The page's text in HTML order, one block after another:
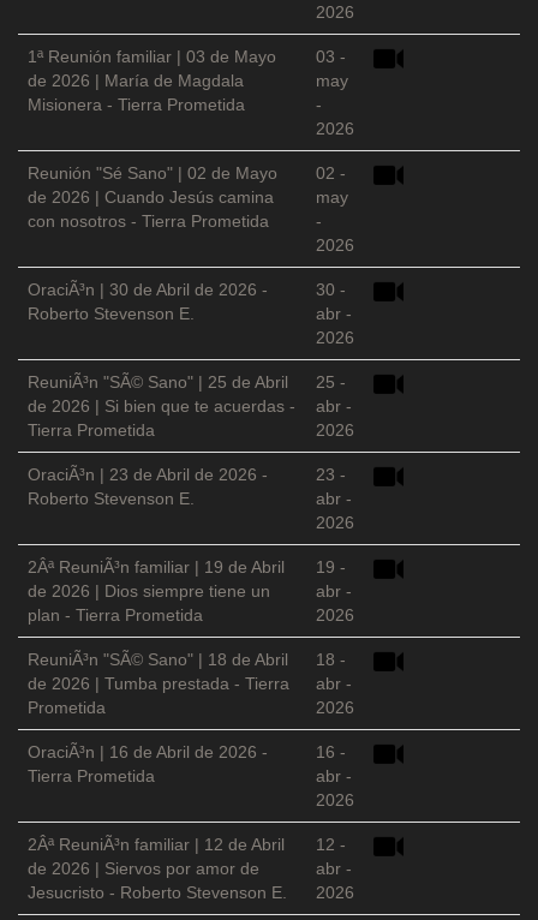
2026
1ª Reunión familiar | 03 de Mayo
de 2026 | María de Magdala
Misionera - Tierra Prometida
03 -
may
-
2026
Reunión "Sé Sano" | 02 de Mayo
de 2026 | Cuando Jesús camina
con nosotros - Tierra Prometida
02 -
may
-
2026
OraciÃ³n | 30 de Abril de 2026 -
Roberto Stevenson E.
30 -
abr -
2026
ReuniÃ³n "SÃ© Sano" | 25 de Abril
de 2026 | Si bien que te acuerdas -
Tierra Prometida
25 -
abr -
2026
OraciÃ³n | 23 de Abril de 2026 -
Roberto Stevenson E.
23 -
abr -
2026
2Âª ReuniÃ³n familiar | 19 de Abril
de 2026 | Dios siempre tiene un
plan - Tierra Prometida
19 -
abr -
2026
ReuniÃ³n "SÃ© Sano" | 18 de Abril
de 2026 | Tumba prestada - Tierra
Prometida
18 -
abr -
2026
OraciÃ³n | 16 de Abril de 2026 -
Tierra Prometida
16 -
abr -
2026
2Âª ReuniÃ³n familiar | 12 de Abril
de 2026 | Siervos por amor de
Jesucristo - Roberto Stevenson E.
12 -
abr -
2026